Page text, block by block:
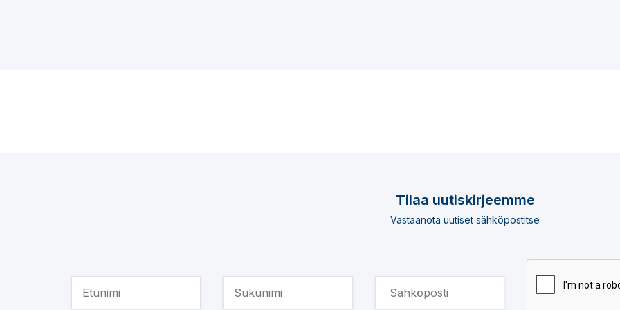
Tilaa uutiskirjeemme
Vastaanota uutiset sähköpostitse